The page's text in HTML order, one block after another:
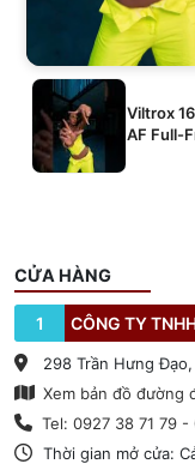
Viltrox
AF Full-
CỬA HÀNG
1 CÔNG TY
298 Trần Hưng
Xem bản đồ đường
Tel: 0927 38 71 79 -
Thời gian mở cửa: